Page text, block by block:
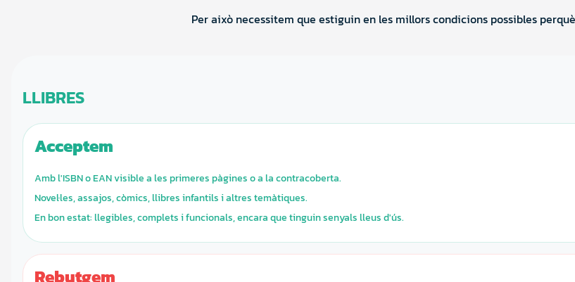
Per això necessitem que estiguin en les millors condicions possibles
LLIBRES
Acceptem
Amb l'ISBN o EAN visible a les primeres pàgines o a la contracoberta.
Novel·les, assajos, còmics, llibres infantils i altres temàtiques.
En bon estat: llegibles, complets i funcionals, encara que tinguin senyals lleus d'ús.
Rebutgem